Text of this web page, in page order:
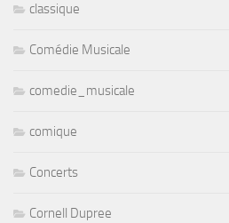
classique
Comédie Musicale
comedie_musicale
comique
Concerts
Cornell Dupree